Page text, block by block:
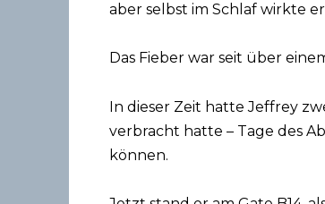
aber selbst im Schlaf wirkte
Das Fieber war seit über
In dieser Zeit hatte Jeffrey
verbracht hatte – Tage des
können.